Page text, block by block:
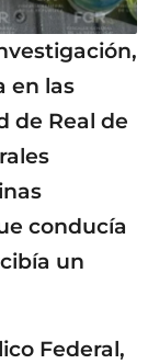
en las
de Real de
conducía
un
Federal,